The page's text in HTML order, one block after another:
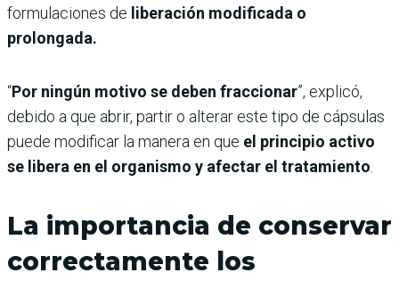
formulaciones de liberación modificada o
prolongada.
“Por ningún motivo se deben fraccionar”, explicó,
debido a que abrir, partir o alterar este tipo de cápsulas
puede modificar la manera en que el principio activo
se libera en el organismo y afectar el tratamiento.
La importancia de conservar
correctamente los